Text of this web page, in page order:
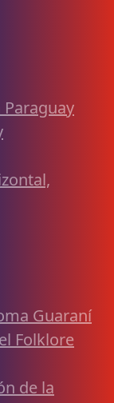
Guaraní
Folklore
de la